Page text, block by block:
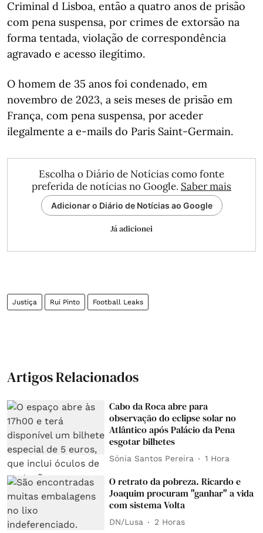
Criminal d Lisboa, então a quatro anos de prisão
com pena suspensa, por crimes de extorsão na
forma tentada, violação de correspondência
agravado e acesso ilegítimo.
O homem de 35 anos foi condenado, em
novembro de 2023, a seis meses de prisão em
França, com pena suspensa, por aceder
ilegalmente a e-mails do Paris Saint-Germain.
Escolha o Diário de Notícias como fonte
preferida de notícias no Google. Saber mais
Adicionar o Diário de Notícias ao Google
Já adicionei
Justiça Rui Pinto Football Leaks
Artigos Relacionados
Cabo da Roca abre para
observação do eclipse solar no
Atlântico após Palácio da Pena
esgotar bilhetes
Sónia Santos Pereira 1 Hora
O retrato da pobreza. Ricardo e
Joaquim procuram "ganhar" a vida
com sistema Volta
DN/Lusa 2 Horas